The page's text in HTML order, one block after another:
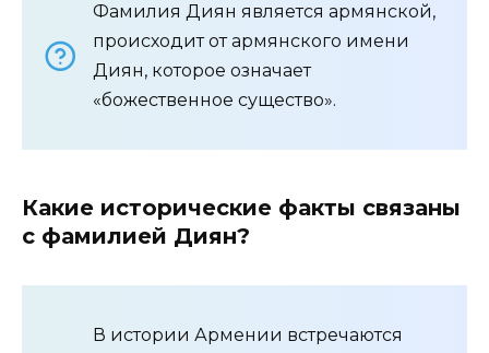
Фамилия Диян является армянской,
происходит от армянского имени
Диян, которое означает
«божественное существо».
Какие исторические факты связаны
с фамилией Диян?
В истории Армении встречаются